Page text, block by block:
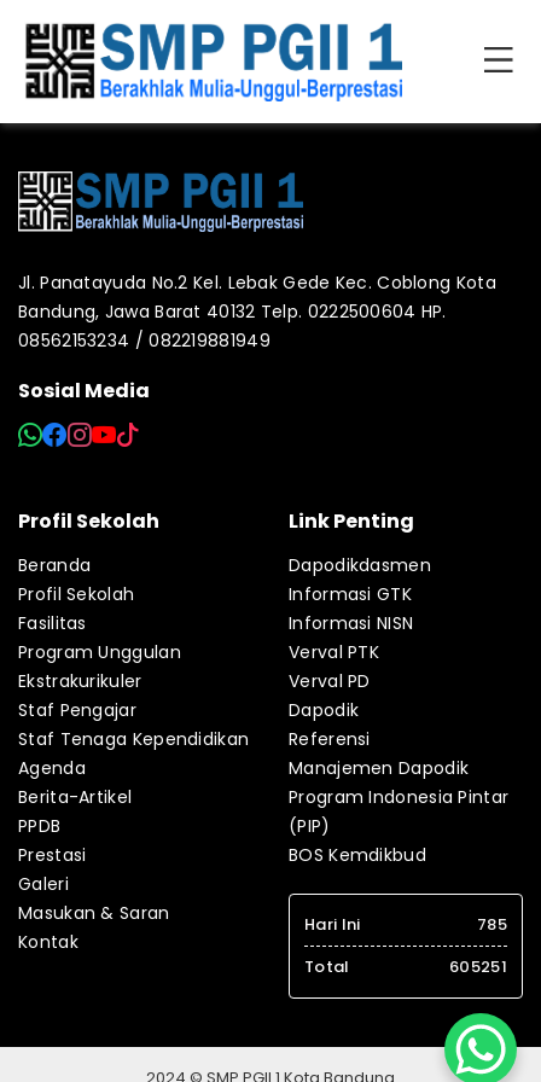
Jl. Panatayuda No.2 Kel. Lebak Gede Kec. Coblong Kota
Bandung, Jawa Barat 40132 Telp. 0222500604 HP.
08562153234 / 082219881949
Sosial Media
Profil Sekolah
Beranda
Profil Sekolah
Fasilitas
Program Unggulan
Ekstrakurikuler
Staf Pengajar
Staf Tenaga Kependidikan
Agenda
Berita-Artikel
PPDB
Prestasi
Galeri
Masukan & Saran
Kontak
Link Penting
Dapodikdasmen
Informasi GTK
Informasi NISN
Verval PTK
Verval PD
Dapodik
Referensi
Manajemen Dapodik
Program Indonesia Pintar
(PIP)
BOS Kemdikbud
Hari Ini
785
Total
605251